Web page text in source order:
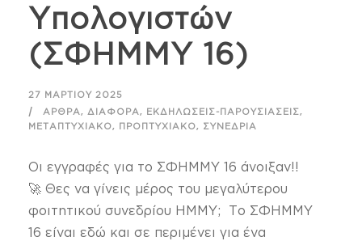
Υπολογιστών
(ΣΦΗΜΜΥ 16)
27 ΜΑΡΤΊΟΥ 2025
ΆΡΘΡΑ, ΔΙΆΦΟΡΑ, ΕΚΔΗΛΏΣΕΙΣ-ΠΑΡΟΥΣΙΆΣΕΙΣ,
ΜΕΤΑΠΤΥΧΙΑΚΌ, ΠΡΟΠΤΥΧΙΑΚΌ, ΣΥΝΈΔΡΙΑ
Οι εγγραφές για το ΣΦΗΜΜΥ 16 άνοιξαν!!
🚀 Θες να γίνεις μέρος του μεγαλύτερου
φοιτητικού συνεδρίου ΗΜΜΥ; Το ΣΦΗΜΜΥ
16 είναι εδώ και σε περιμένει για ένα